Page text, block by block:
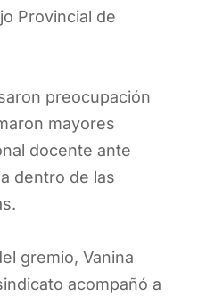
Provincial de
preocupación
mayores
docente ante
dentro de las
gremio, Vanina
acompañó a